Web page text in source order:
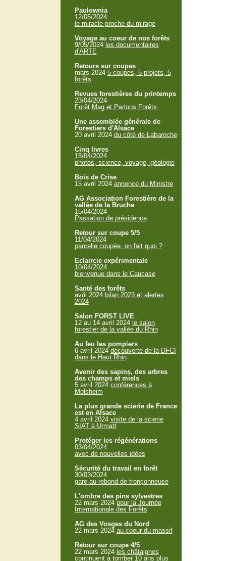
Paulownia
12/05/2024
le miracle proche du mirage
Voyage au coeur de nos forêts
9/05/2024 les documentaires
d'ARTE
Retours sur coupes
mars 2024 5 coupes, 5 projets, 5
forêts
Revues forestières du printemps
23/04/2024
Forêt Mag et Parlons Forêts
Une assemblée générale de
Forestiers d'Alsace
20 avril 2024 du côté de Labaroche
Cinq livres
18/04/2024
photos, science, voyage, géologie
Bois de Crise
15 avril 2024 annonce du Ministre
AG Association Forestière de la
vallée de la Bruche
15/04/2024
Passation de présidence
Retour sur coupe 5/5
11/04/2024
parcelle coupée, on fait quoi ?
Eclaircie expérimentale
10/04/2024
bienvenue dans le Caucase
Santé des forêts
avril 2024 bilan 2023 et alertes
2024
Salon FORST LIVE
12 au 14 avril 2024 le salon
forestier de la vallée du Rhin
Au feu les pompiers
6 avril 2024 découverte de la DFCI
dans le Haut Rhin
Avenir des sapins, des arbres
des champs et miels
5 avril 2024 conférences à
Molsheim
La plus grande scierie de France
est en Alsace
4 avril 2024 visite de la scierie
SIAT à Urmatt
Protéger les régénérations
03/04/2024
avec de nouvelles idées
Sécurité du travail en forêt
30/03/2024
gare au rebond de tronçonneuse
L'ombre des pins sylvestres
22 mars 2024 pour la Journée
Internationale des Forêts
AG des Vosges du Nord
22 mars 2024 au coeur du massif
Retour sur coupe 4/5
22 mars 2024 les châtaignes
continuent à tomber 10 ans plus